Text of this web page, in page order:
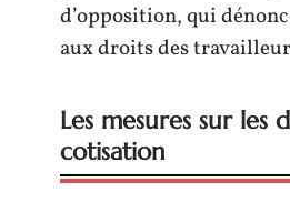
d’opposition, qui
aux droits des
Les mesures sur les
cotisation